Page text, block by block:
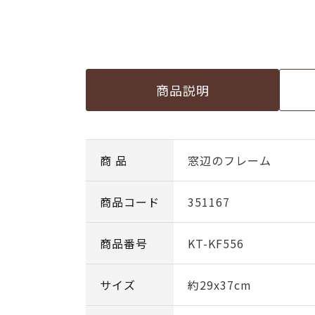
商品説明
商 品 窓辺のフレーム
商品コード 351167
商品番号 KT-KF556
サイズ 約29x37cm